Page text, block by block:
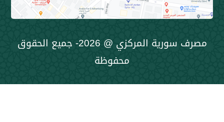
مصرف سورية المركزي @ 2026- جميع الحقوق